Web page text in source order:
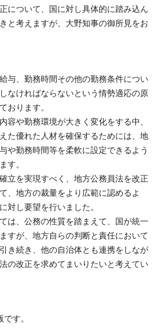
について、国に対し具体的に踏み込ん
と考えますが、大野知事の御所見をお
与、勤務時間その他の勤務条件につい
なければならないという情勢適応の原
おります。
容や勤務環境が大きく変化をする中、
た優れた人材を確保するためには、地
や勤務時間等を柔軟に設定できるよう
す。
立を実現すべく、地方公務員法を改正
、地方の裁量をより広範に認めるよ
対し要望を行いました。
は、公務の性質を踏まえて、国が統一
すが、地方自らの判断と責任において
き続き、他の自治体とも連携をしなが
の改正を求めてまいりたいと考えてい
す。